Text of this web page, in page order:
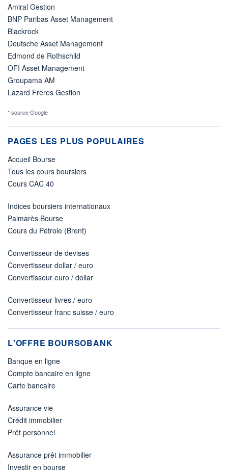
Amiral Gestion
BNP Paribas Asset Management
Blackrock
Deutsche Asset Management
Edmond de Rothschild
OFI Asset Management
Groupama AM
Lazard Frères Gestion
* source Google
PAGES LES PLUS POPULAIRES
Accueil Bourse
Tous les cours boursiers
Cours CAC 40
Indices boursiers internationaux
Palmarès Bourse
Cours du Pétrole (Brent)
Convertisseur de devises
Convertisseur dollar / euro
Convertisseur euro / dollar
Convertisseur livres / euro
Convertisseur franc suisse / euro
L'OFFRE BOURSOBANK
Banque en ligne
Compte bancaire en ligne
Carte bancaire
Assurance vie
Crédit immobilier
Prêt personnel
Assurance prêt immobilier
Investir en bourse